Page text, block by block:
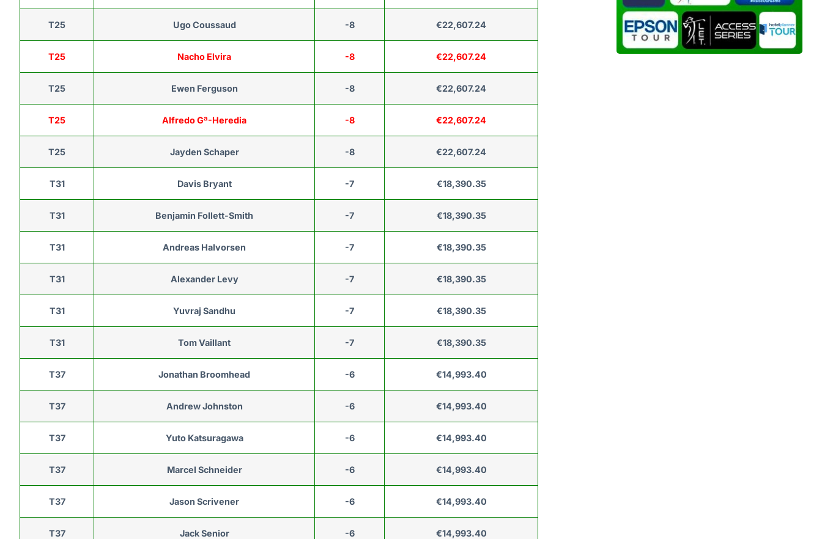
T25 Ugo Coussaud -8 €22,607.24
T25 Nacho Elvira -8 €22,607.24
T25 Ewen Ferguson -8 €22,607.24
T25 Alfredo Gª-Heredia -8 €22,607.24
T25 Jayden Schaper -8 €22,607.24
T31 Davis Bryant -7 €18,390.35
T31 Benjamin Follett-Smith -7 €18,390.35
T31 Andreas Halvorsen -7 €18,390.35
T31 Alexander Levy -7 €18,390.35
T31 Yuvraj Sandhu -7 €18,390.35
T31 Tom Vaillant -7 €18,390.35
T37 Jonathan Broomhead -6 €14,993.40
T37 Andrew Johnston -6 €14,993.40
T37 Yuto Katsuragawa -6 €14,993.40
T37 Marcel Schneider -6 €14,993.40
T37 Jason Scrivener -6 €14,993.40
T37 Jack Senior -6 €14,993.40